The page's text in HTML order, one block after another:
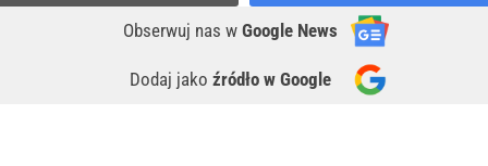
Obserwuj nas w Google News
Dodaj jako źródło w Google